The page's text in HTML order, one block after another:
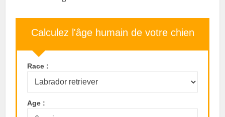
Calculez l'âge humain de votre chien
Race :
Age :